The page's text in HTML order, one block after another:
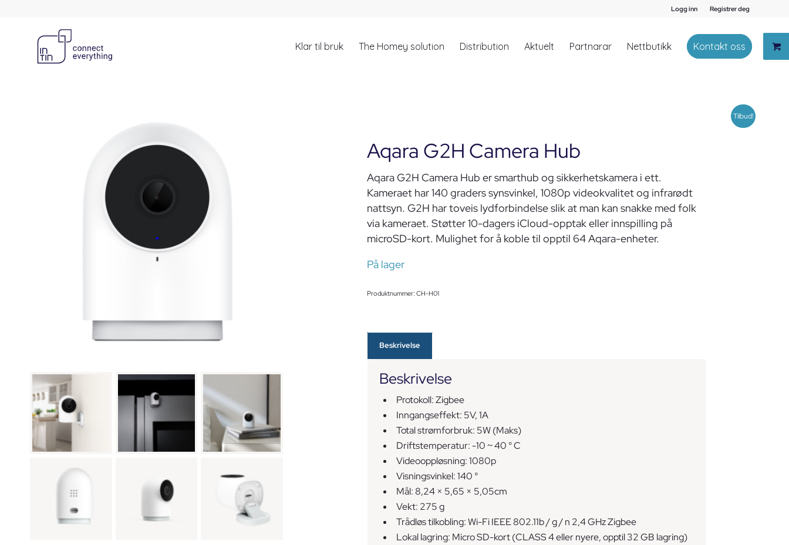
Logg inn Registrer deg
Klar til bruk The Homey solution Distribution Aktuelt Partnarar Nettbutikk Kontakt oss
Tilbud!
Aqara G2H Camera Hub
Aqara G2H Camera Hub er smarthub og sikkerhetskamera i ett.
Kameraet har 140 graders synsvinkel, 1080p videokvalitet og infrarødt
nattsyn. G2H har toveis lydforbindelse slik at man kan snakke med folk
via kameraet. Støtter 10-dagers iCloud-opptak eller innspilling på
microSD-kort. Mulighet for å koble til opptil 64 Aqara-enheter.
På lager
Produktnummer:CH-H01
Beskrivelse
Beskrivelse
Protokoll: Zigbee
Inngangseffekt: 5V, 1A
Total strømforbruk: 5W (Maks)
Driftstemperatur: -10 ~ 40 ° C
Videooppløsning: 1080p
Visningsvinkel: 140 °
Mål: 8,24 × 5,65 × 5,05cm
Vekt: 275g
Trådløs tilkobling: Wi-Fi IEEE 802.11b / g / n 2,4 GHz Zigbee
Lokal lagring: Micro SD-kort (CLASS 4 eller nyere, opptil 32 GB lagring)